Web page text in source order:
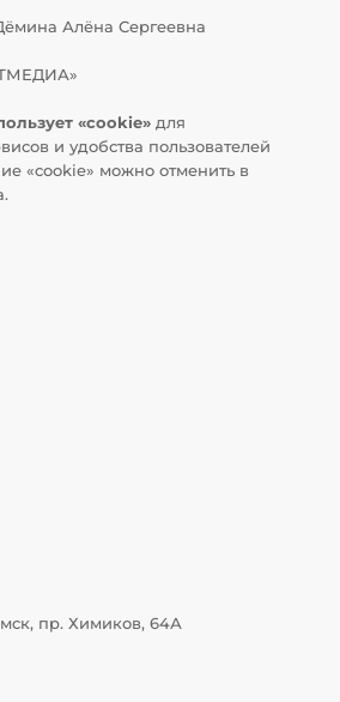
Алёна Сергеевна
«cookie» для
и удобства пользователей
«cookie» можно отменить в
пр. Химиков, 64А